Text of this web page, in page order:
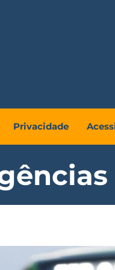
Privacidade